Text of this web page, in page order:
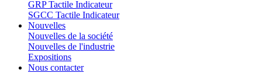
GRP Tactile Indicateur
SGCC Tactile Indicateur
Nouvelles
Nouvelles de la société
Nouvelles de l'industrie
Expositions
Nous contacter